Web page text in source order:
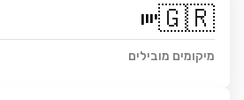
🇬🇷יוון
מיקומים מובילים